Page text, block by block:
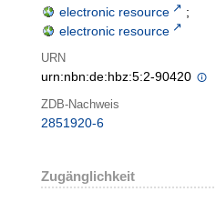
electronic resource
;
electronic resource
URN
urn:nbn:de:hbz:5:2-90420
ZDB-Nachweis
2851920-6
Zugänglichkeit